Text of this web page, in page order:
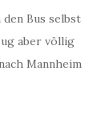
Bus selbst
aber völlig
Mannheim